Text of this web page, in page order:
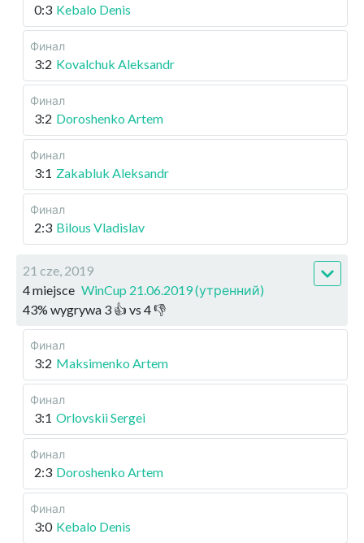
0:3 Kebalo Denis
Финал
3:2 Kovalchuk Aleksandr
Финал
3:2 Doroshenko Artem
Финал
3:1 Zakabluk Aleksandr
Финал
2:3 Bilous Vladislav
21 cze, 2019
4 miejsce WinCup 21.06.2019 (утренний)
43% wygrywa 3 👍 vs 4👎
Финал
3:2 Maksimenko Artem
Финал
3:1 Orlovskii Sergei
Финал
2:3 Doroshenko Artem
Финал
3:0 Kebalo Denis